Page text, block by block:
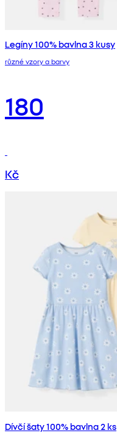
Legíny 100% bavlna 3 kusy
různé vzory a barvy
180
Kč
Dívčí šaty 100% bavlna 2 ks